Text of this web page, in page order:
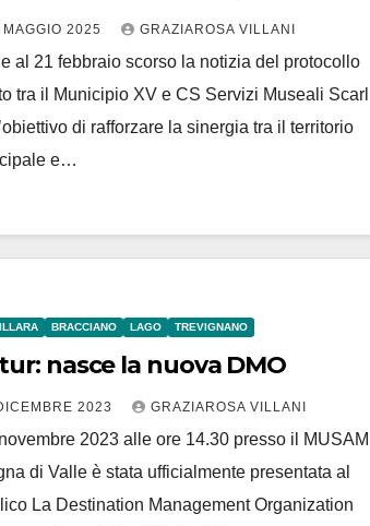
MAGGIO 2025 GRAZIAROSA VILLANI
al 21 febbraio scorso la notizia del protocollo
tra il Municipio XV e CS Servizi Museali Scarl
di rafforzare la sinergia tra il territorio
e…
BRACCIANO LAGO TREVIGNANO
nasce la nuova DMO
2023 GRAZIAROSA VILLANI
novembre 2023 alle ore 14.30 presso il MUSAM
di Valle è stata ufficialmente presentata al
La Destination Management Organization